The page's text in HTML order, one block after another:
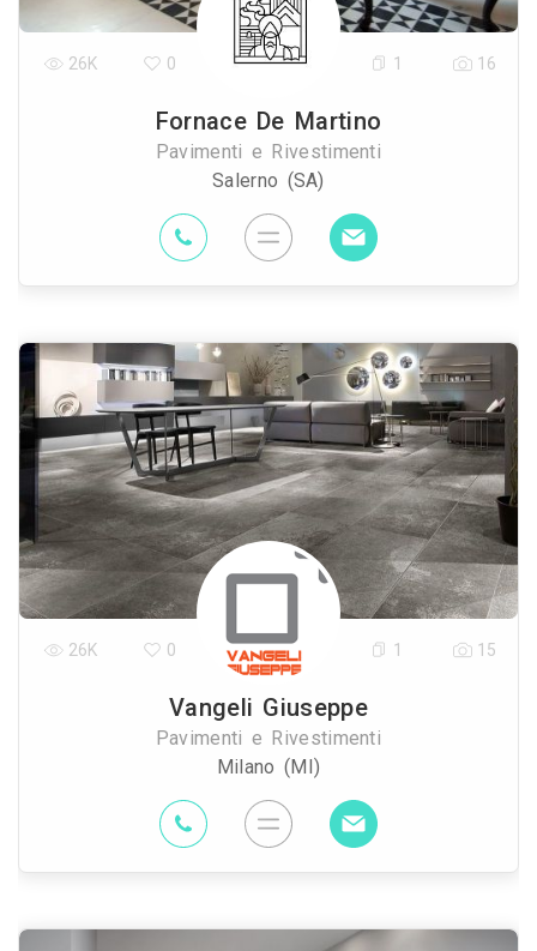
Fornace De Martino
Pavimenti e Rivestimenti
Salerno (SA)
26K 0 1 16
Vangeli Giuseppe
Pavimenti e Rivestimenti
Milano (MI)
26K 0 1 15